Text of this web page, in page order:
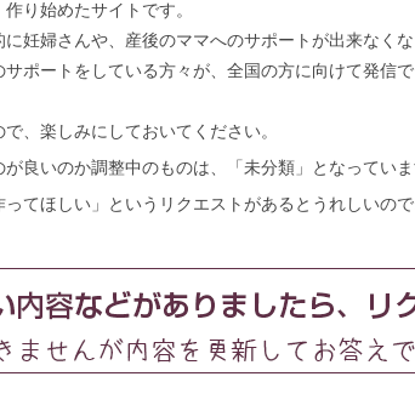
り始めたサイトです。
妊婦さんや、産後のママへのサポートが出来なく
ポートをしている方々が、全国の方に向けて発信
、楽しみにしておいてください。
良いのか調整中のものは、「未分類」となってい
てほしい」というリクエストがあるとうれしいの